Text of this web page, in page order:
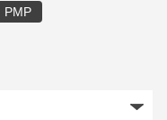
PMP